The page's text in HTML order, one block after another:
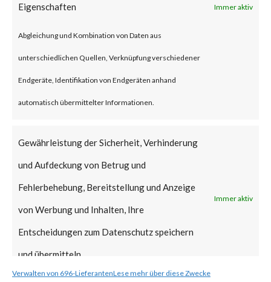
Eigenschaften Immer aktiv
Abgleichung und Kombination von Daten aus
unterschiedlichen Quellen, Verknüpfung verschiedener
Endgeräte, Identifikation von Endgeräten anhand
automatisch übermittelter Informationen.
Gewährleistung der Sicherheit, Verhinderung
und Aufdeckung von Betrug und
Fehlerbehebung, Bereitstellung und Anzeige
von Werbung und Inhalten, Ihre
Entscheidungen zum Datenschutz speichern
und übermitteln.
Immer aktiv
Verwalten von 696-LieferantenLese mehr über diese Zwecke
JumpCloud customers.
Why is this Significant?
new supply chain attack,
following another notable
supply-chain attack that hit 3CX
in March of this year. While this
attack is believed to be
financially motivated, the
perpetrators may have deployed